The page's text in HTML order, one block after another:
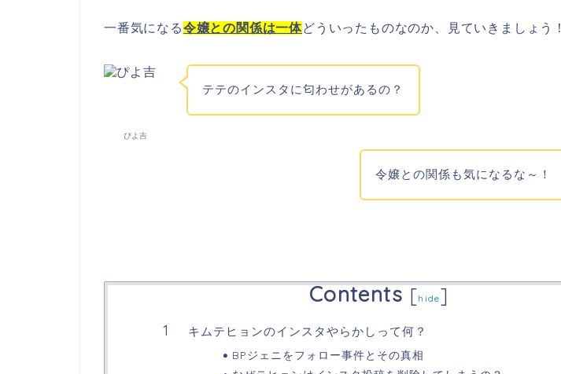
一番気になる令嬢との関係は一体どういったものなのか、見ていきましょう！
ぴよ吉
テテのインスタに匂わせがあるの？
令嬢との関係も気になるな～！
Contents [hide]
キムテヒョンのインスタやらかしって何？
BPジェニをフォロー事件とその真相